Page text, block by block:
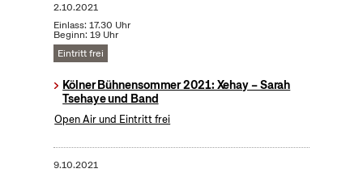
2.10.2021
Einlass: 17.30 Uhr
Beginn: 19 Uhr
Eintritt frei
Kölner Bühnensommer 2021: Xehay – Sarah
Tsehaye und Band
Open Air und Eintritt frei
9.10.2021